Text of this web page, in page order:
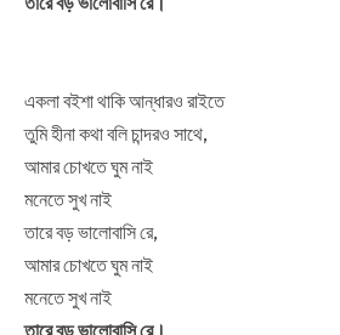
একলা বইশা থাকি আন্ধারও রাইতে
তুমি হীনা কথা বলি চান্দরও সাথে,
আমার চোখতে ঘুম নাই
মনেতে সুখ নাই
তারে বড় ভালোবাসি রে,
আমার চোখতে ঘুম নাই
মনেতে সুখ নাই